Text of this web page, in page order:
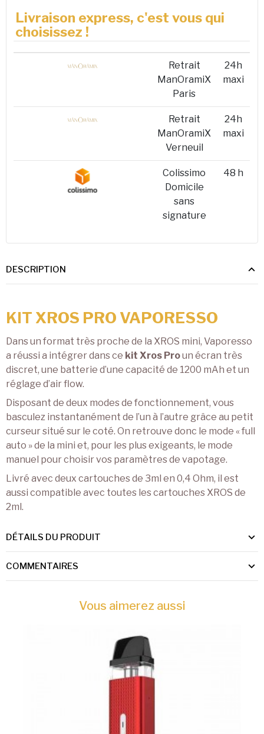
Livraison express, c'est vous qui
choisissez !
Retrait
ManOramiX
Paris
24h
maxi
Retrait
ManOramiX
Verneuil
24h
maxi
Colissimo
Domicile
sans
signature
48 h
DESCRIPTION
KIT XROS PRO VAPORESSO
Dans un format très proche de la XROS mini, Vaporesso
a réussi a intégrer dans ce kit Xros Proun écran très
discret, une batterie d’une capacité de 1200 mAh et un
réglage d’air flow.
Disposant de deux modes de fonctionnement, vous
basculez instantanément de l’un à l’autre grâce au petit
curseur situé sur le coté. On retrouve donc le mode « full
auto » de la mini et, pour les plus exigeants, le mode
manuel pour choisir vos paramètres de vapotage.
Livré avec deux cartouches de 3ml en 0,4 Ohm, il est
aussi compatible avec toutes les cartouches XROS de
2ml.
DÉTAILS DU PRODUIT
COMMENTAIRES
Vous aimerez aussi